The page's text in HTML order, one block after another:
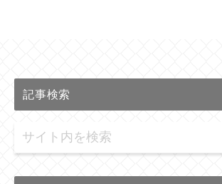
記事検索